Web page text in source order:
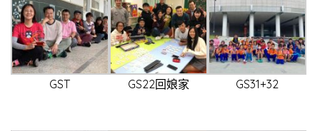
GST GS22回娘家 GS31+32